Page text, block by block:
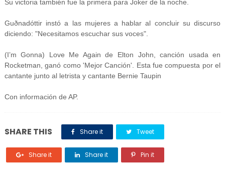
Su victoria también fue la primera para Joker de la noche.
Guðnadóttir instó a las mujeres a hablar al concluir su discurso
diciendo: "Necesitamos escuchar sus voces".
(I’m Gonna) Love Me Again de Elton John, canción usada en
Rocketman, ganó como 'Mejor Canción'. Esta fue compuesta por el
cantante junto al letrista y cantante Bernie Taupin
Con información de AP.
SHARE THIS Share it Tweet
Share it Share it Pin it